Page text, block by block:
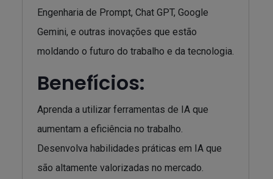
Engenharia de Prompt, Chat GPT, Google
Gemini, e outras inovações que estão
moldando o futuro do trabalho e da tecnologia.
Benefícios:
Aprenda a utilizar ferramentas de IA que
aumentam a eficiência no trabalho.
Desenvolva habilidades práticas em IA que
são altamente valorizadas no mercado.